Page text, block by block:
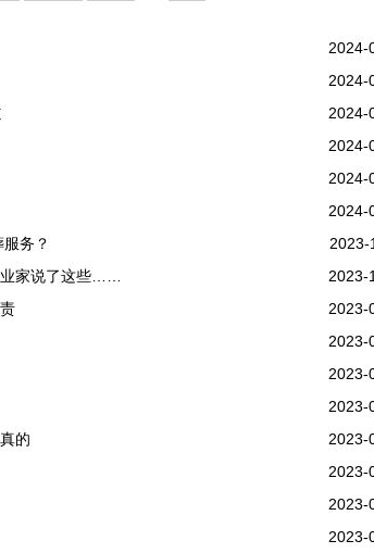
2024-
2024-
2024-
2024-
2024-
2024-
务？
2023-
家说了这些……
2023-
2023-
2023-
2023-
2023-
的
2023-
2023-
2023-
2023-